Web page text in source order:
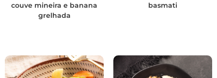
couve mineira e banana
grelhada
basmati